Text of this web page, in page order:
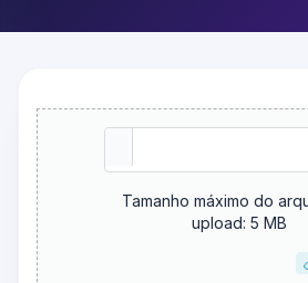
Tamanho máximo do
upload: 5 MB